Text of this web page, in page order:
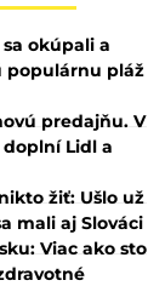
okúpali a
populárnu pláž
predajňu. V
Lidl a
žiť: Ušlo už
mali aj Slováci
Viac ako sto